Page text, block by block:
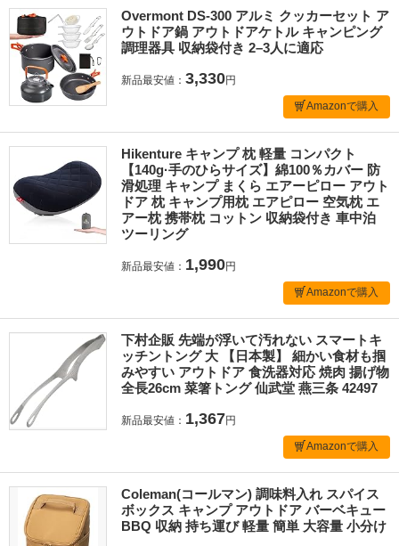
Overmont DS-300 アルミ クッカーセット ア
ウトドア鍋 アウトドアケトル キャンピング
調理器具 収納袋付き 2–3人に適応
新品最安値： 3,330円
Amazonで購入
Hikenture キャンプ 枕 軽量 コンパクト
【140g·手のひらサイズ】綿100％カバー 防
滑処理 キャンプ まくら エアーピロー アウト
ドア 枕 キャンプ用枕 エアピロー 空気枕 エ
アー枕 携帯枕 コットン 収納袋付き 車中泊
ツーリング
新品最安値： 1,990円
Amazonで購入
下村企販 先端が浮いて汚れない スマートキ
ッチントング 大 【日本製】 細かい食材も掴
みやすい アウトドア 食洗器対応 焼肉 揚げ物
全長26cm 菜箸トング 仙武堂 燕三条 42497
新品最安値： 1,367円
Amazonで購入
Coleman(コールマン) 調味料入れ スパイス
ボックス キャンプ アウトドア バーベキュー
BBQ 収納 持ち運び 軽量 簡単 大容量 小分け